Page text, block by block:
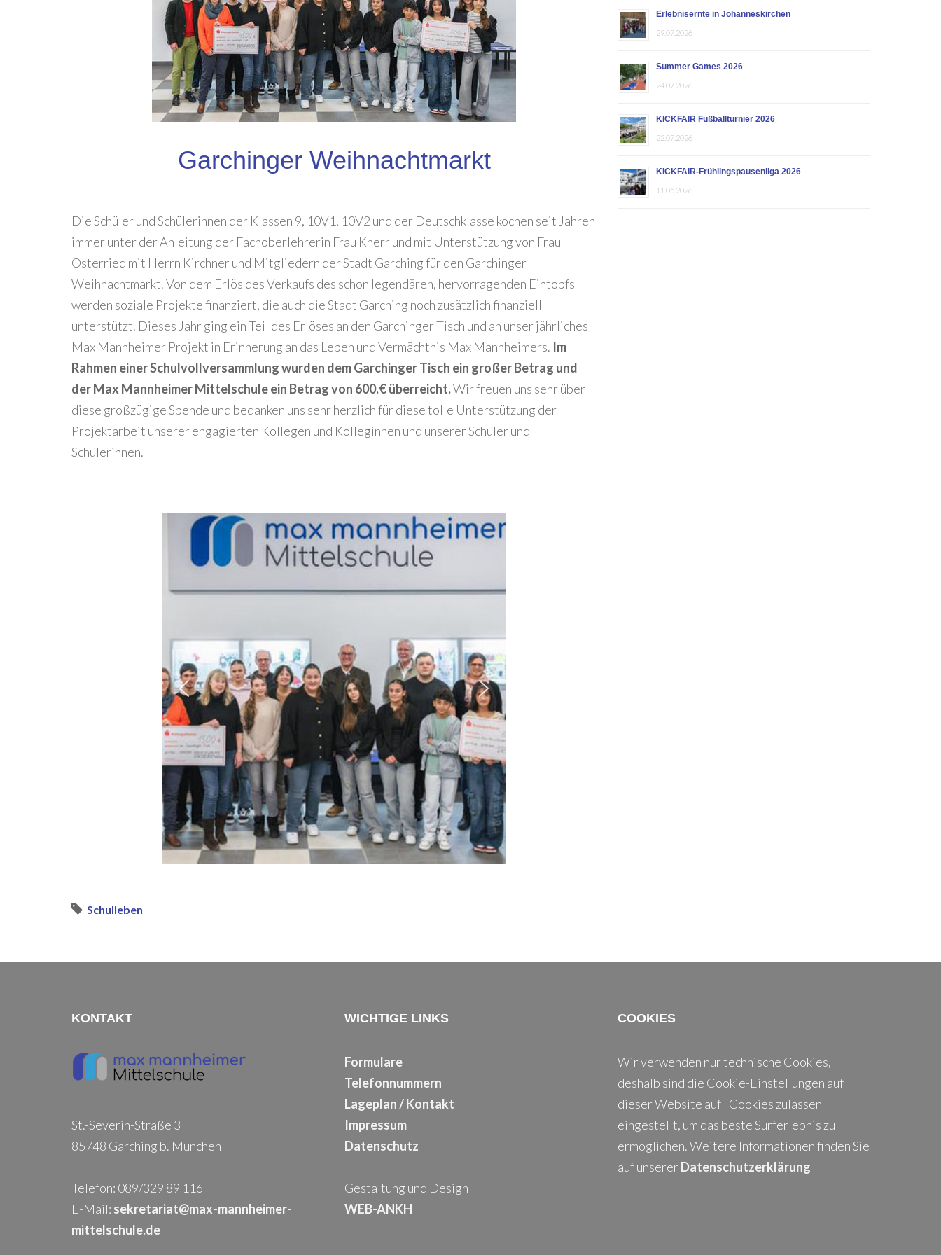
Garchinger Weihnachtmarkt
Die Schüler und Schülerinnen der Klassen 9, 10V1, 10V2 und der Deutschklasse kochen seit Jahren
immer unter der Anleitung der Fachoberlehrerin Frau Knerr und mit Unterstützung von Frau
Osterried mit Herrn Kirchner und Mitgliedern der Stadt Garching für den Garchinger
Weihnachtmarkt. Von dem Erlös des Verkaufs des schon legendären, hervorragenden Eintopfs
werden soziale Projekte finanziert, die auch die Stadt Garching noch zusätzlich finanziell
unterstützt. Dieses Jahr ging ein Teil des Erlöses an den Garchinger Tisch und an unser jährliches
Max Mannheimer Projekt in Erinnerung an das Leben und Vermächtnis Max Mannheimers. Im
Rahmen einer Schulvollversammlung wurden dem Garchinger Tisch ein großer Betrag und
der Max Mannheimer Mittelschule ein Betrag von 600.€ überreicht.Wir freuen uns sehr über
diese großzügige Spende und bedanken uns sehr herzlich für diese tolle Unterstützung der
Projektarbeit unserer engagierten Kollegen und Kolleginnen und unserer Schüler und
Schülerinnen.
Schulleben
Erlebnisernte in Johanneskirchen
29.07.2026
Summer Games 2026
24.07.2026
KICKFAIR Fußballturnier 2026
22.07.2026
KICKFAIR-Frühlingspausenliga 2026
11.05.2026
KONTAKT
St.-Severin-Straße 3
85748 Garching b. München
Telefon: 089/329 89 116
E-Mail: sekretariat@max-mannheimer-
mittelschule.de
WICHTIGE LINKS
Formulare
Telefonnummern
Lageplan / Kontakt
Impressum
Datenschutz
Gestaltung und Design
WEB-ANKH
COOKIES
Wir verwenden nur technische Cookies,
deshalb sind die Cookie-Einstellungen auf
dieser Website auf "Cookies zulassen"
eingestellt, um das beste Surferlebnis zu
ermöglichen. Weitere Informationen finden Sie
auf unserer Datenschutzerklärung